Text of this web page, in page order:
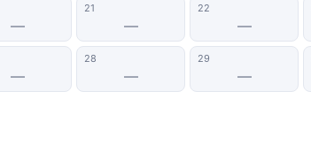
—
21
—
22
—
—
28
—
29
—